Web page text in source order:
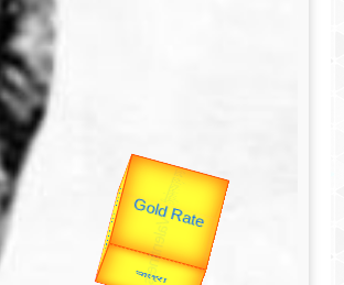
उप प्रधानमंत्री
Valentine's
उपराष्ट्रपति
यात्रा
Gold Rate unTV Special